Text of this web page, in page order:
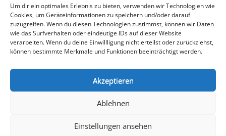
Um dir ein optimales Erlebnis zu bieten, verwenden wir Technologien wie
Cookies, um Geräteinformationen zu speichern und/oder darauf
zuzugreifen. Wenn du diesen Technologien zustimmst, können wir Daten
wie das Surfverhalten oder eindeutige IDs auf dieser Website
verarbeiten. Wenn du deine Einwillligung nicht erteilst oder zurückziehst,
können bestimmte Merkmale und Funktionen beeinträchtigt werden.
Akzeptieren
Ablehnen
Einstellungen ansehen